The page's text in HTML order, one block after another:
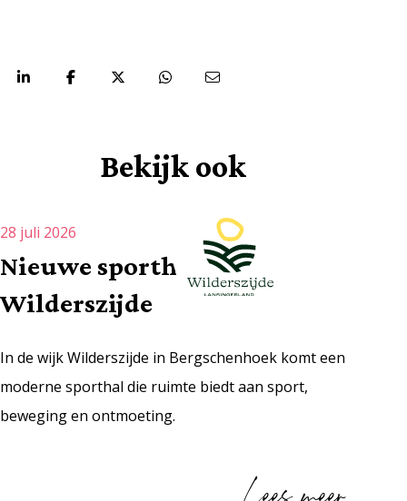
Bekijk ook
Nieuwe sporthal
Wilderszijde
28 juli 2026
In de wijk Wilderszijde in Bergschenhoek komt een
moderne sporthal die ruimte biedt aan sport,
beweging en ontmoeting.